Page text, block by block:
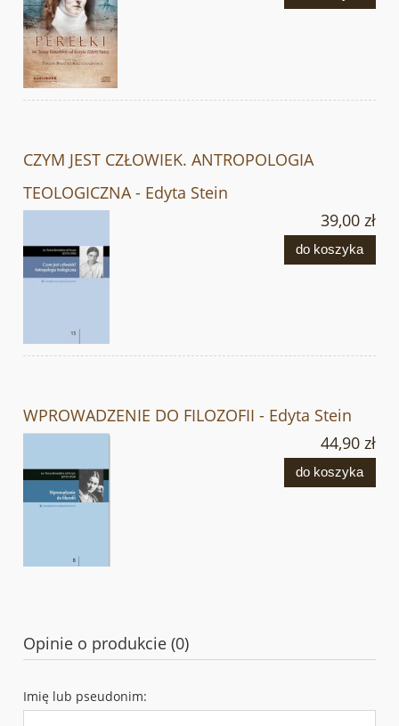
CZYM JEST CZŁOWIEK. ANTROPOLOGIA
TEOLOGICZNA - Edyta Stein
39,00 zł
do koszyka
WPROWADZENIE DO FILOZOFII - Edyta Stein
44,90 zł
do koszyka
Opinie o produkcie (0)
Imię lub pseudonim: